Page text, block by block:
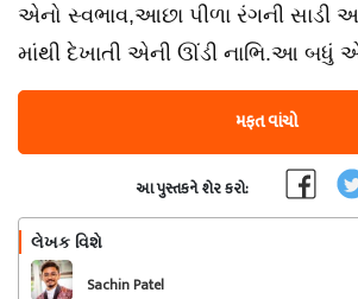
એનો સ્વભાવ,આછા પીળા રંગની સાડી
માંથી દેખાતી એની ઊંડી નાભિ.આ બધું
મફત વાંચો
આ પુસ્તકને શેર કરો:
લેખક વિશે
Sachin Patel